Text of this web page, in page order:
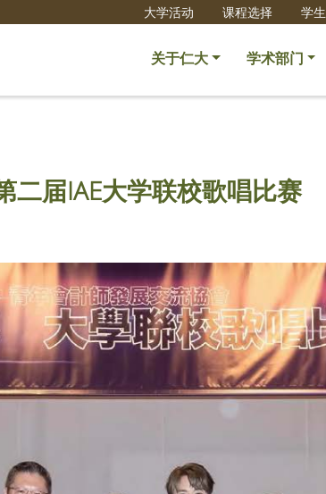
大学活动 课程选择 学生
关于仁大 学术部门
二届IAE大学联校歌唱比赛